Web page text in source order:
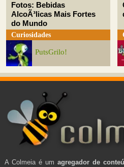
Fotos: Bebidas
AlcoÃ³licas Mais Fortes
do Mundo
Curiosidades
PutsGrilo!
A Colmeia é um agregador de